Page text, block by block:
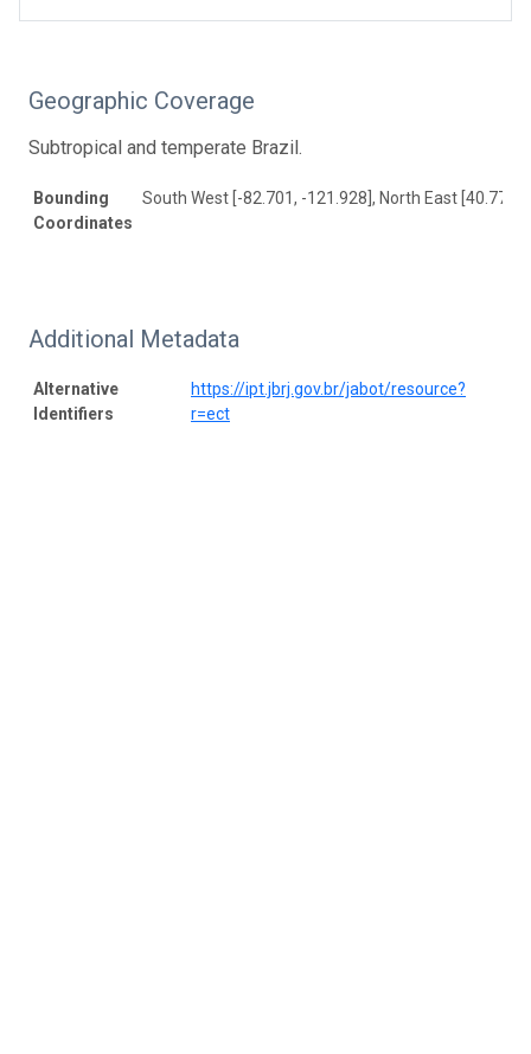
Geographic Coverage
Subtropical and temperate Brazil.
Bounding
Coordinates
South West [-82.701, -121.928], North East [40.778,
Additional Metadata
Alternative
Identifiers
https://ipt.jbrj.gov.br/jabot/resource?
r=ect